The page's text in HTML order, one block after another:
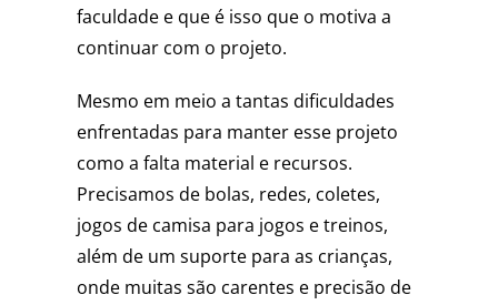
faculdade e que é isso que o motiva a
continuar com o projeto.
Mesmo em meio a tantas dificuldades
enfrentadas para manter esse projeto
como a falta material e recursos.
Precisamos de bolas, redes, coletes,
jogos de camisa para jogos e treinos,
além de um suporte para as crianças,
onde muitas são carentes e precisão de